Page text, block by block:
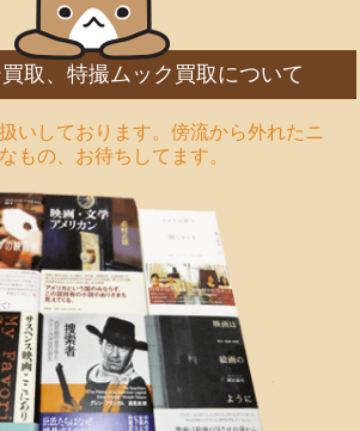
取、特撮ムック買取について
いしております。傍流から外れたニ
もの、お待ちしてます。